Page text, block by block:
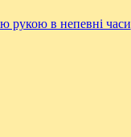
рукою в непевні часи